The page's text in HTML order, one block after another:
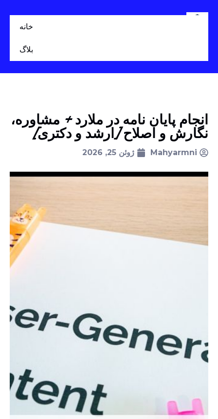
خانه
بلاگ
انجام پایان نامه در ملارد + مشاوره،
نگارش و اصلاح [ارشد و دکتری]
Mahyarmni ژوئن 25, 2026